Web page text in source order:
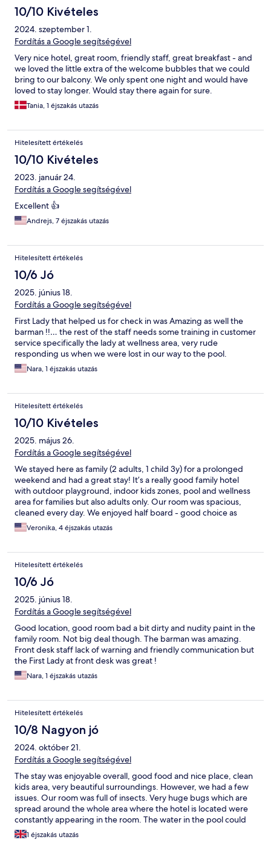
10/10 Kivételes
2024. szeptember 1.
Fordítás a Google segítségével
Very nice hotel, great room, friendly staff, great breakfast - and
we loved the little extra of the welcome bubbles that we could
bring to our balcony. We only spent one night and would have
loved to stay longer. Would stay there again for sure.
Tania, 1 éjszakás utazás
Hitelesített értékelés
10/10 Kivételes
2023. január 24.
Fordítás a Google segítségével
Excellent 👍
Andrejs, 7 éjszakás utazás
Hitelesített értékelés
10/6 Jó
2025. június 18.
Fordítás a Google segítségével
First Lady that helped us for check in was Amazing as well the
barman !!… the rest of the staff needs some training in customer
service specifically the lady at wellness area, very rude
responding us when we were lost in our way to the pool.
Nara, 1 éjszakás utazás
Hitelesített értékelés
10/10 Kivételes
2025. május 26.
Fordítás a Google segítségével
We stayed here as family (2 adults, 1 child 3y) for a prolonged
weekend and had a great stay! It’s a really good family hotel
with outdoor playground, indoor kids zones, pool and wellness
area for families but also adults only. Our room was spacious,
cleaned every day. We enjoyed half board - good choice as
during the day we went hiking and ate outside. Selection of
food for breakfast was very good; during breakfast you chose
the evening. Pool area for families was also very nice - our little
one had a lot of fun! All in all a very nice getaway from Bratislava!
Veronika, 4 éjszakás utazás
Hitelesített értékelés
10/6 Jó
2025. június 18.
Fordítás a Google segítségével
Good location, good room bad a bit dirty and nudity paint in the
family room. Not big deal though. The barman was amazing.
Front desk staff lack of warning and friendly communication but
the First Lady at front desk was great !
Nara, 1 éjszakás utazás
Hitelesített értékelés
10/8 Nagyon jó
2024. október 21.
Fordítás a Google segítségével
The stay was enjoyable overall, good food and nice place, clean
kids area, very beautiful surroundings. However, we had a few
issues. Our room was full of insects. Very huge bugs which are
spread around the whole area where the hotel is located were
constantly appearing in the room. The water in the pool could
be warmer, especially for the kids area. The hair dryer was not
functioning, so we had to pick up a replacement in the
1 éjszakás utazás